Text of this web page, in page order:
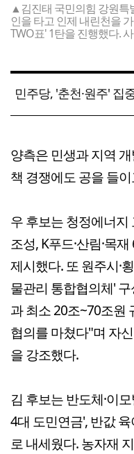
▲김진태 국민의힘 강원특
인을 타고 인제 내린천을
TWO표' 1탄을 진행했다.
민주당, '춘천·원주' 집
양측은 민생과 지역
책 경쟁에도 공을 들
우 후보는 청정에너
조성, K푸드·산림·목
제시했다. 또 원주시·
물관리 통합협의체'
과 최소 20조~70조원
협의를 마쳤다"며 자
을 강조했다.
김 후보는 반도체·이
4대 도민연금', 반값
로 내세웠다. 농자재